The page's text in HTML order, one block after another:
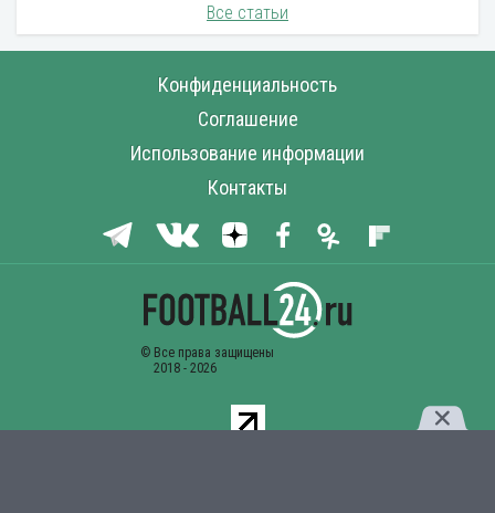
Все статьи
Конфиденциальность
Соглашение
Использование информации
Контакты